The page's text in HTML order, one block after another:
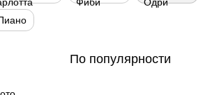
По популярности